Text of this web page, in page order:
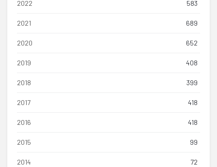
2022 583
2021 689
2020 652
2019 408
2018 399
2017 418
2016 418
2015 99
2014 72